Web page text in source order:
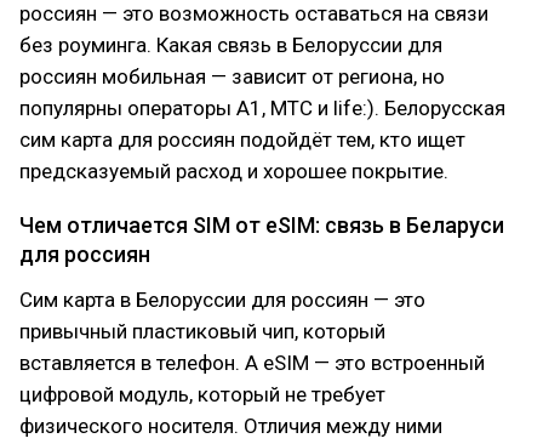
россиян — это возможность оставаться на связи
без роуминга. Какая связь в Белоруссии для
россиян мобильная — зависит от региона, но
популярны операторы A1, МТС и life:). Белорусская
сим карта для россиян подойдёт тем, кто ищет
предсказуемый расход и хорошее покрытие.
Чем отличается SIM от eSIM: связь в Беларуси
для россиян
Сим карта в Белоруссии для россиян — это
привычный пластиковый чип, который
вставляется в телефон. А eSIM — это встроенный
цифровой модуль, который не требует
физического носителя. Отличия между ними